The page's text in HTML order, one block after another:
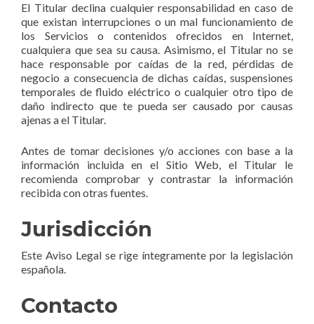
El Titular declina cualquier responsabilidad en caso de
que existan interrupciones o un mal funcionamiento de
los Servicios o contenidos ofrecidos en Internet,
cualquiera que sea su causa. Asimismo, el Titular no se
hace responsable por caídas de la red, pérdidas de
negocio a consecuencia de dichas caídas, suspensiones
temporales de fluido eléctrico o cualquier otro tipo de
daño indirecto que te pueda ser causado por causas
ajenas a el Titular.
Antes de tomar decisiones y/o acciones con base a la
información incluida en el Sitio Web, el Titular le
recomienda comprobar y contrastar la información
recibida con otras fuentes.
Jurisdicción
Este Aviso Legal se rige íntegramente por la legislación
española.
Contacto